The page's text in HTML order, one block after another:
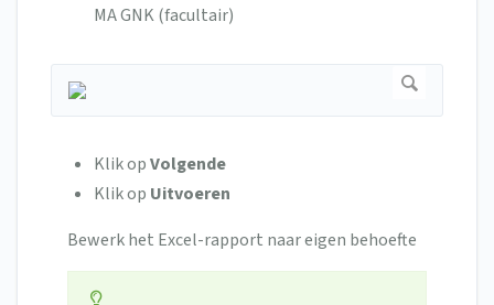
MA GNK (facultair)
Klik opVolgende
Klik op Uitvoeren
Bewerk het Excel-rapport naar eigen behoefte